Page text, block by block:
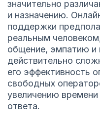
значительно
и назначению.
поддержки
реальным
общение, эмпатию
действительно
его эффективность
свободных
увеличению
ответа.